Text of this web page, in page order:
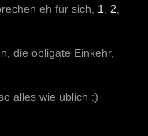
eh für sich, 1, 2,
die obligate Einkehr,
alles wie üblich :)